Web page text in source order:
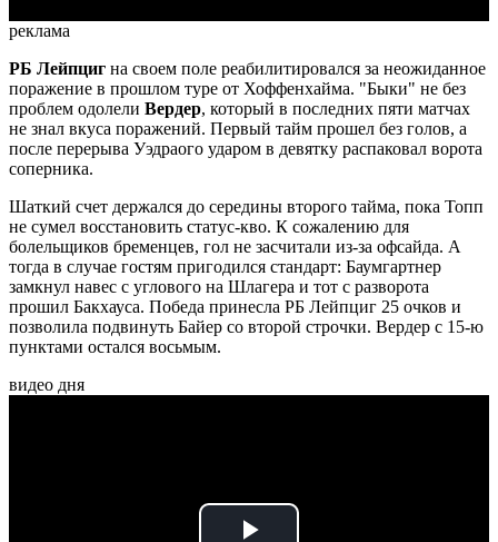
реклама
РБ Лейпциг на своем поле реабилитировался за неожиданное
поражение в прошлом туре от Хоффенхайма. "Быки" не без
проблем одолели Вердер, который в последних пяти матчах
не знал вкуса поражений. Первый тайм прошел без голов, а
после перерыва Уэдраого ударом в девятку распаковал ворота
соперника.
Шаткий счет держался до середины второго тайма, пока Топп
не сумел восстановить статус-кво. К сожалению для
болельщиков бременцев, гол не засчитали из-за офсайда. А
тогда в случае гостям пригодился стандарт: Баумгартнер
замкнул навес с углового на Шлагера и тот с разворота
прошил Бакхауса. Победа принесла РБ Лейпциг 25 очков и
позволила подвинуть Байер со второй строчки. Вердер с 15-ю
пунктами остался восьмым.
видео дня